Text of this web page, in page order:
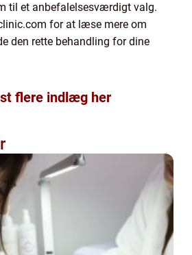
til et anbefalelsesværdigt valg.
for at læse mere om
den rette behandling for dine
flere indlæg her